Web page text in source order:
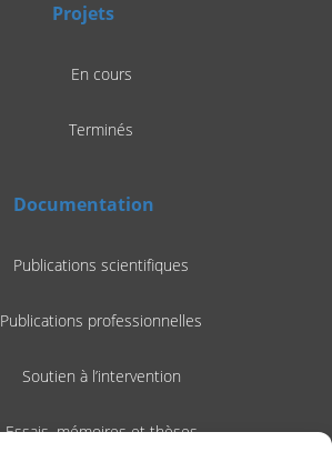
Projets
En cours
Terminés
Documentation
Publications scientifiques
Publications professionnelles
Soutien à l’intervention
Essais, mémoires et thèses